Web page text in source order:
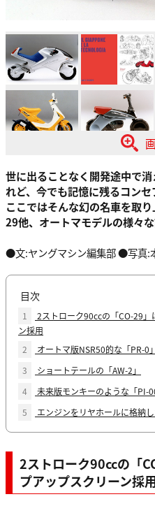
世に出ることなく開発途中で
れど、今でも記憶に残るコンセ
ここではそんな幻の名車を取
29他、オートマモデルの様々な
●文:ヤングマシン編集部 ●写真:
目次
1
2ストローク90ccの「CO-29
ン採用
2
オートマ版NSR50的な「PR-0
3
ショートテールの「AW-2」
4
未来版モンキーのような「PI-
5
エンジンをリヤホールに格納し
2ストローク90ccの「
プアップスクリーン採